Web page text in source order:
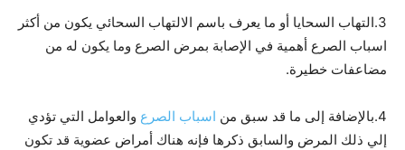
3.التهاب السحايا أو ما يعرف باسم الالتهاب السحائي يكون من أكثر
اسباب الصرع أهمية في الإصابة بمرض الصرع وما يكون له من
مضاعفات خطيرة.
4.بالإضافة إلى ما قد سبق من اسباب الصرع والعوامل التي تؤدي
إلي ذلك المرض والسابق ذكرها فإنه هناك أمراض عضوية قد تكون